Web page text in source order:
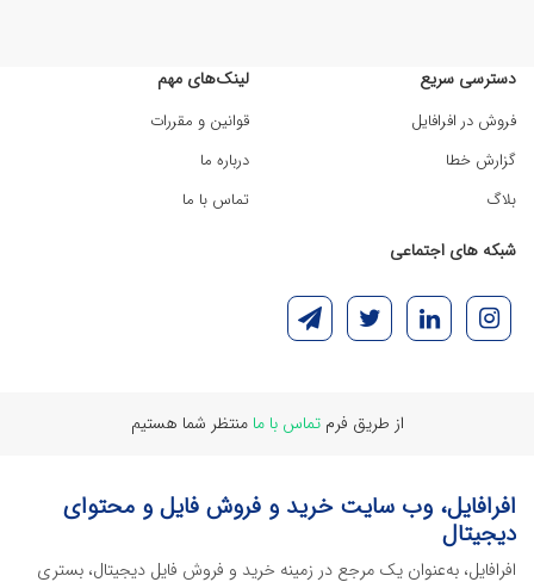
دسترسی سریع
فروش در افرافایل
گزارش خطا
بلاگ
لینک‌های مهم
قوانین و مقررات
درباره ما
تماس با ما
شبکه های اجتماعی
از طریق فرمتماس با ما منتظر شما هستیم
افرافایل، وب سایت خرید و فروش فایل و محتوای
دیجیتال
افرافایل، به‌عنوان یک مرجع در زمینه خرید و فروش فایل دیجیتال، بستری